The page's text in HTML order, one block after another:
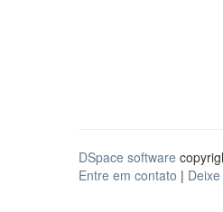
DSpace software
Entre em contato |